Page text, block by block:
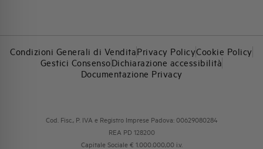
Condizioni Generali di VenditaPrivacy PolicyCookie Policy
Gestici ConsensoDichiarazione accessibilità
Documentazione Privacy
Cod. Fisc., P. IVA e Registro Imprese Padova: 00629080284
REA PD 128200
Capitale Sociale € 1.000.000,00 i.v.